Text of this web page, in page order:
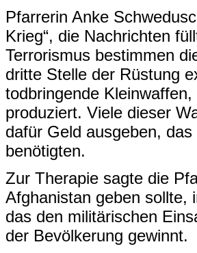
Pfarrerin Anke
Krieg“, die Nachrichten
Terrorismus bestimmen
dritte Stelle der Rüstung
todbringende
produziert. Viele dieser
dafür Geld ausgeben,
benötigten.
Zur Therapie sagte die
Afghanistan geben sollte,
das den militärischen
der Bevölkerung gewinnt.